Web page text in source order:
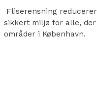
Fliserensning
sikkert miljø for alle,
områder i København.